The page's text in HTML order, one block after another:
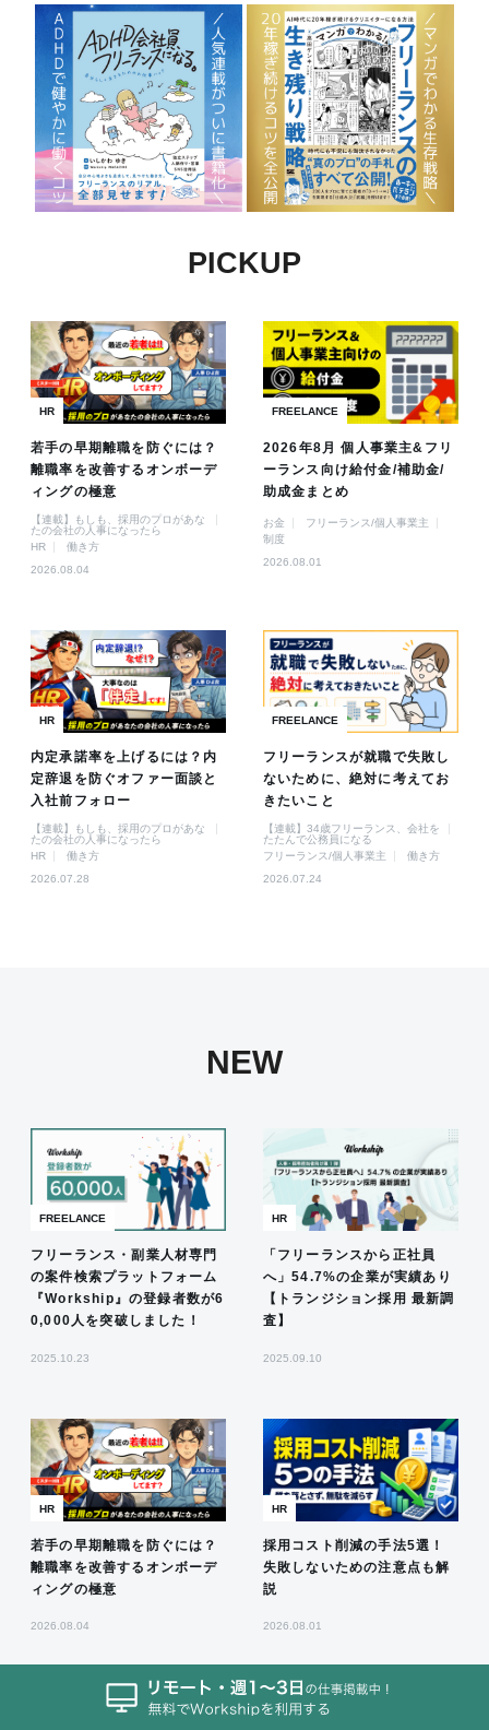
PICKUP
HR
若手の早期離職を防ぐには？
離職率を改善するオンボーデ
ィングの極意
【連載】もしも、採用のプロがあな
たの会社の人事になったら
HR
働き方
2026.08.04
FREELANCE
2026年8月 個人事業主&フリ
ーランス向け給付金/補助金/
助成金まとめ
お金
フリーランス/個人事業主
制度
2026.08.01
HR
内定承諾率を上げるには？内
定辞退を防ぐオファー面談と
入社前フォロー
【連載】もしも、採用のプロがあな
たの会社の人事になったら
HR
働き方
2026.07.28
FREELANCE
フリーランスが就職で失敗し
ないために、絶対に考えてお
きたいこと
【連載】34歳フリーランス、会社を
たたんで公務員になる
フリーランス/個人事業主
働き方
2026.07.24
NEW
FREELANCE
フリーランス・副業人材専門
の案件検索プラットフォーム
『Workship』の登録者数が6
0,000人を突破しました！
2025.10.23
HR
「フリーランスから正社員
へ」54.7%の企業が実績あり
【トランジション採用 最新調
査】
2025.09.10
HR
若手の早期離職を防ぐには？
離職率を改善するオンボーデ
ィングの極意
2026.08.04
HR
採用コスト削減の手法5選！
失敗しないための注意点も解
説
2026.08.01